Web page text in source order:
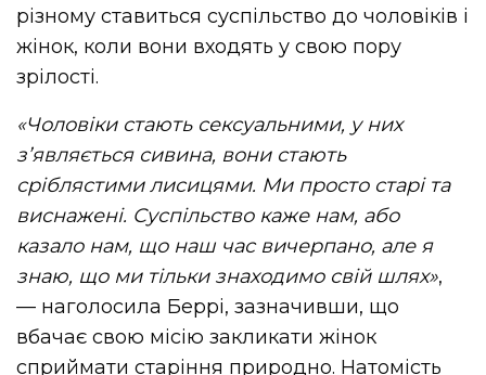
різному ставиться суспільство до чоловіків і
жінок, коли вони входять у свою пору
зрілості.
«Чоловіки стають сексуальними, у них
з’являється сивина, вони стають
сріблястими лисицями. Ми просто старі та
виснажені. Суспільство каже нам, або
казало нам, що наш час вичерпано, але я
знаю, що ми тільки знаходимо свій шлях»,
— наголосила Беррі, зазначивши, що
вбачає свою місію закликати жінок
сприймати старіння природно. Натомість